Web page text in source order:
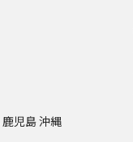
鹿児島沖縄